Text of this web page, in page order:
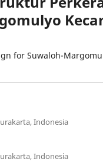
for Suwaloh-
Indonesia
Indonesia